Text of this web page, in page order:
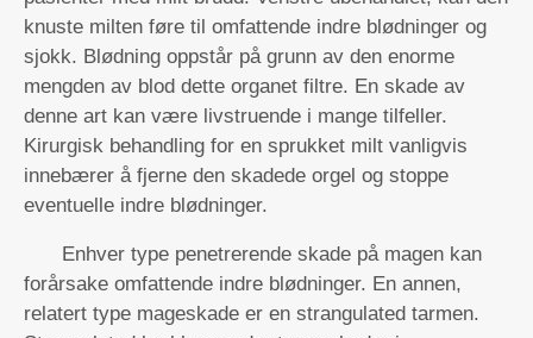
knuste milten føre til omfattende indre blødninger og
sjokk. Blødning oppstår på grunn av den enorme
mengden av blod dette organet filtre. En skade av
denne art kan være livstruende i mange tilfeller.
Kirurgisk behandling for en sprukket milt vanligvis
innebærer å fjerne den skadede orgel og stoppe
eventuelle indre blødninger.
Enhver type penetrerende skade på magen kan
forårsake omfattende indre blødninger. En annen,
relatert type mageskade er en strangulated tarmen.